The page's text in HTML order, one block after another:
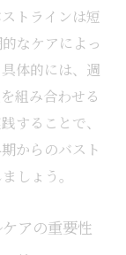
トラインは短
なケアによっ
体的には、週
組み合わせる
することで、
からのバスト
しょう。
アの重要性